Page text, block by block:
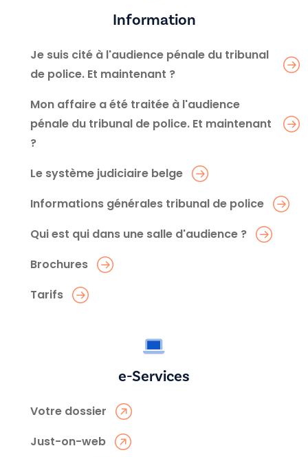
Information
Je suis cité à l'audience pénale du tribunal
de police. Et maintenant ?
Mon affaire a été traitée à l'audience
pénale du tribunal de police. Et maintenant
?
Le système judiciaire belge
Informations générales tribunal de police
Qui est qui dans une salle d'audience ?
Brochures
Tarifs
e-Services
Votre dossier
Just-on-web